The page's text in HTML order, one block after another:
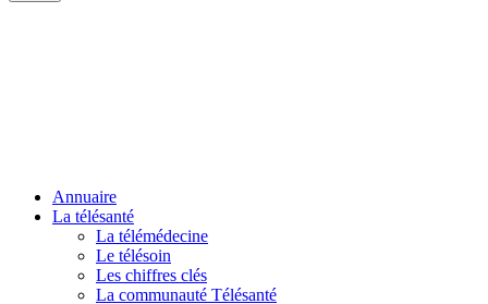
Annuaire
La télésanté
La télémédecine
Le télésoin
Les chiffres clés
La communauté Télésanté